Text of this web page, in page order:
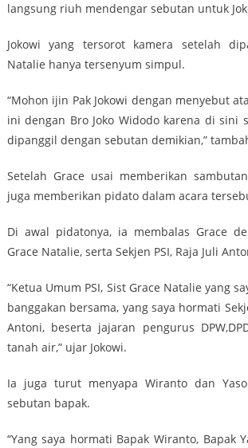
langsung riuh mendengar sebutan untuk
Jokowi yang tersorot kamera setelah
Natalie hanya tersenyum simpul.
“Mohon ijin Pak Jokowi dengan menyebut
ini dengan Bro Joko Widodo karena di sini
dipanggil dengan sebutan demikian,”
Setelah Grace usai memberikan
juga memberikan pidato dalam acara
Di awal pidatonya, ia membalas Grace
Grace Natalie, serta Sekjen PSI, Raja Juli
“Ketua Umum PSI, Sist Grace Natalie yang
banggakan bersama, yang saya hormati
Antoni, beserta jajaran pengurus
tanah air,” ujar Jokowi.
Ia juga turut menyapa Wiranto dan
sebutan bapak.
“Yang saya hormati Bapak Wiranto, Bapak